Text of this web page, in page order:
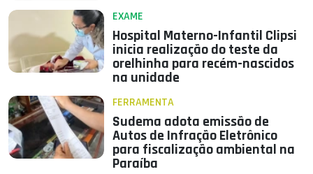
EXAME
Hospital Materno-Infantil Clipsi
inicia realização do teste da
orelhinha para recém-nascidos
na unidade
FERRAMENTA
Sudema adota emissão de
Autos de Infração Eletrônico
para fiscalização ambiental na
Paraíba